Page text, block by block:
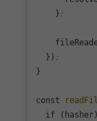
    }
;
  })
;
}
const
if